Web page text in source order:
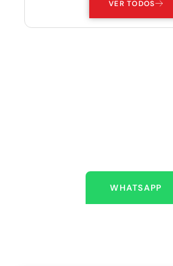
VER TODOS
WHATSAPP